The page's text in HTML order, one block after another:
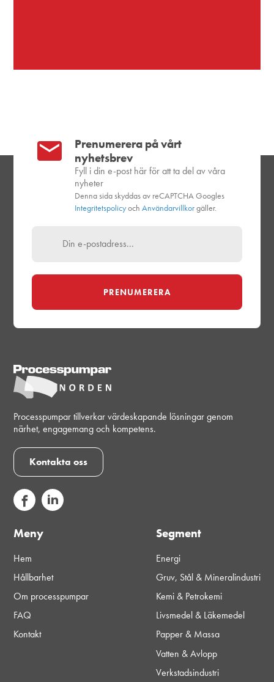
Prenumerera på vårt
nyhetsbrev
Fyll i din e-post här för att ta del av våra
nyheter
Denna sida skyddas av reCAPTCHA Googles
IntegritetspolicyochAnvändarvillkorgäller.
Processpumpar tillverkar värdeskapande lösningar genom
närhet, engagemang och kompetens.
Kontakta oss
Meny
Hem
Hållbarhet
Om processpumpar
FAQ
Kontakt
Segment
Energi
Gruv, Stål & Mineralindustri
Kemi & Petrokemi
Livsmedel & Läkemedel
Papper & Massa
Vatten & Avlopp
Verkstadsindustri